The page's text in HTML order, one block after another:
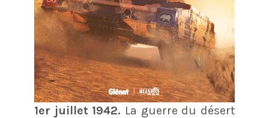
1er juillet 1942. La guerre du désert